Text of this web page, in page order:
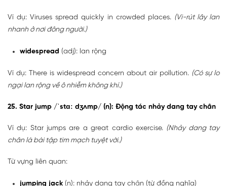
Ví dụ: Viruses spread quickly in crowded places. (Vi-rút lây lan
nhanh ở nơi đông người.)
widespread (adj): lan rộng
Ví dụ: There is widespread concern about air pollution. (Có sự lo
ngại lan rộng về ô nhiễm không khí.)
25. Star jump /ˈstɑː dʒʌmp/ (n): Động tác nhảy dang tay chân
Ví dụ: Star jumps are a great cardio exercise. (Nhảy dang tay
chân là bài tập tim mạch tuyệt vời.)
Từ vựng liên quan:
jumping jack (n): nhảy dang tay chân (từ đồng nghĩa)